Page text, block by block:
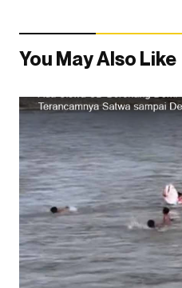
You May Also Like